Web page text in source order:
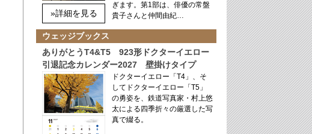
»詳細を見る
ぎます。第1部は、俳優の常盤
貴子さんと仲間由紀…
ウェッジブックス
ありがとうT4&T5 923形ドクターイエロー
引退記念カレンダー2027 壁掛けタイプ
ドクターイエロー「T4」、そ
してドクターイエロー「T5」
の勇姿を、鉄道写真家・村上悠
太による四季折々の厳選した写
真で綴る。